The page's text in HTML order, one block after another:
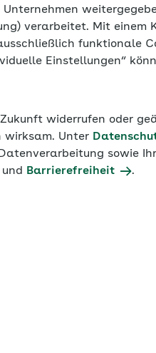
verarbeitet. Mit einem
funktionale
Einstellungen“
widerrufen oder
wirksam. Unter
sowie
und Barrierefreiheit .